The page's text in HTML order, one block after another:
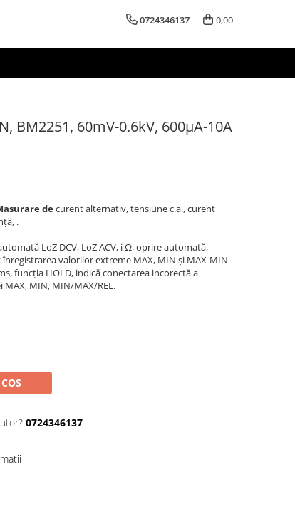
0724346137 0,00
BM2251, 60mV-0.6kV, 600µA-10A
decurent alternativ, tensiune c.a., curent
.
LoZ DCV, LoZ ACV, i Ω, oprire automată,
valorilor extreme MAX, MIN și MAX-MIN
funcția HOLD, indică conectarea incorectă a
MIN, MIN/MAX/REL.
0724346137